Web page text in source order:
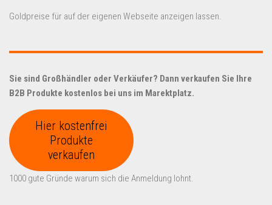
Goldpreise für auf der eigenen Webseite anzeigen lassen.
Sie sind Großhändler oder Verkäufer? Dann verkaufen Sie Ihre
B2B Produkte kostenlos bei uns im Marektplatz.
Hier kostenfrei
Produkte
verkaufen
1000 gute Gründe warum sich die Anmeldung lohnt.